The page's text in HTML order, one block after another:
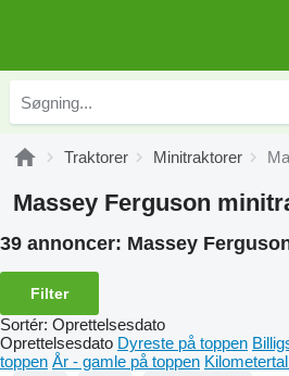
Traktorer Minitraktorer
Massey Ferguson
39 annoncer: Massey
Filter
Sortér: Oprettelsesdato
Oprettelsesdato Dyreste på toppen
toppen År - gamle på toppen